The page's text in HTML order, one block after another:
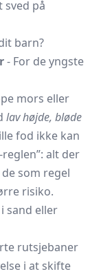
sved på
barn?
- For de yngste
mors eller
lav højde, bløde
fod ikke kan
alt der
som regel
risiko.
sand eller
rutsjebaner
i at skifte